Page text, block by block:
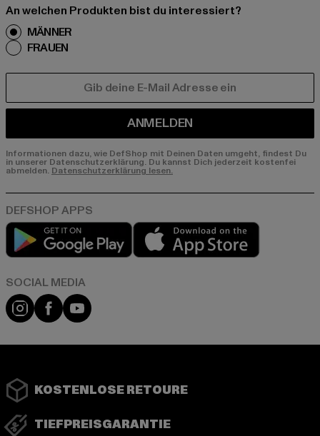
An welchen Produkten bist du interessiert?
MÄNNER
FRAUEN
ANMELDEN
Informationen dazu, wie DefShop mit Deinen Daten umgeht, findest Du
in unserer Datenschutzerklärung. Du kannst Dich jederzeit kostenfei
abmelden. Datenschutzerklärung lesen.
Play market
Instagram
FacebookYouTube
KOSTENLOSE RETOURE
TIEFPREISGARANTIE